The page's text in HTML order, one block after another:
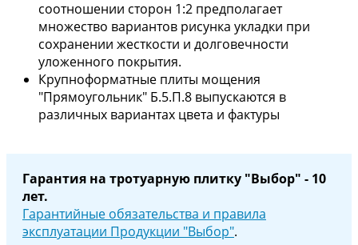
соотношении сторон 1:2 предполагает
множество вариантов рисунка укладки при
сохранении жесткости и долговечности
уложенного покрытия.
Крупноформатные плиты мощения
"Прямоугольник" Б.5.П.8 выпускаются в
различных вариантах цвета и фактуры
Гарантия на тротуарную плитку "Выбор" - 10
лет.
Гарантийные обязательства и правила
эксплуатации Продукции "Выбор".